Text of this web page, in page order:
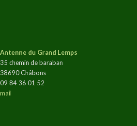
Antenne du Grand Lemps
35 chemin de baraban
38690 Châbons
09 84 36 01 52
mail